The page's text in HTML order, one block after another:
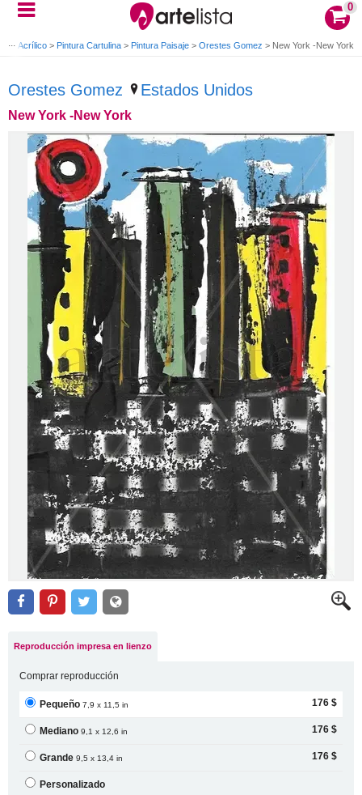
0
Acrílico > Pintura Cartulina > Pintura Paisaje > Orestes Gomez > New York -New York
Orestes Gomez Estados Unidos
New York -New York
Reproducción impresa en lienzo
Comprar reproducción
Pequeño7,9 x 11,5 in 176 $
Mediano9,1 x 12,6 in 176 $
Grande9,5 x 13,4 in 176 $
Personalizado